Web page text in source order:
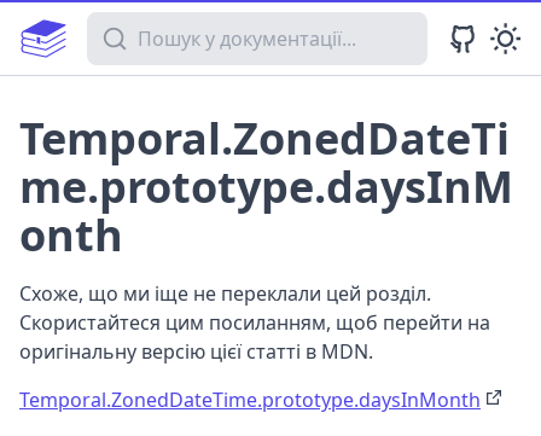
Пошук у документації
Temporal.ZonedDateTi
me.prototype.daysInM
onth
Схоже, що ми іще не переклали цей розділ.
Скористайтеся цим посиланням, щоб перейти на
оригінальну версію цієї статті в MDN.
Temporal.ZonedDateTime.prototype.daysInMonth